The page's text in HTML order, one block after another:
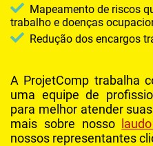
SERVIÇOS PARA COMPRESSOR
TRATAMENTO DO AR
Mapeamento de riscos
trabalho e doenças
Redução dos encargos
A ProjetComp trabalha
uma equipe de
para melhor atender
mais sobre nosso
nossos representantes